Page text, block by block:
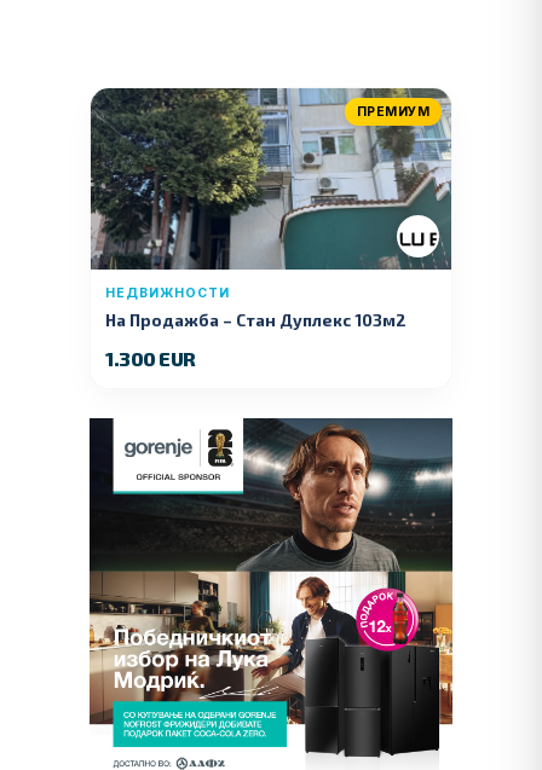
ПРЕМИУМ
НЕДВИЖНОСТИ
На Продажба – Стан Дуплекс 103м2
1.300 EUR